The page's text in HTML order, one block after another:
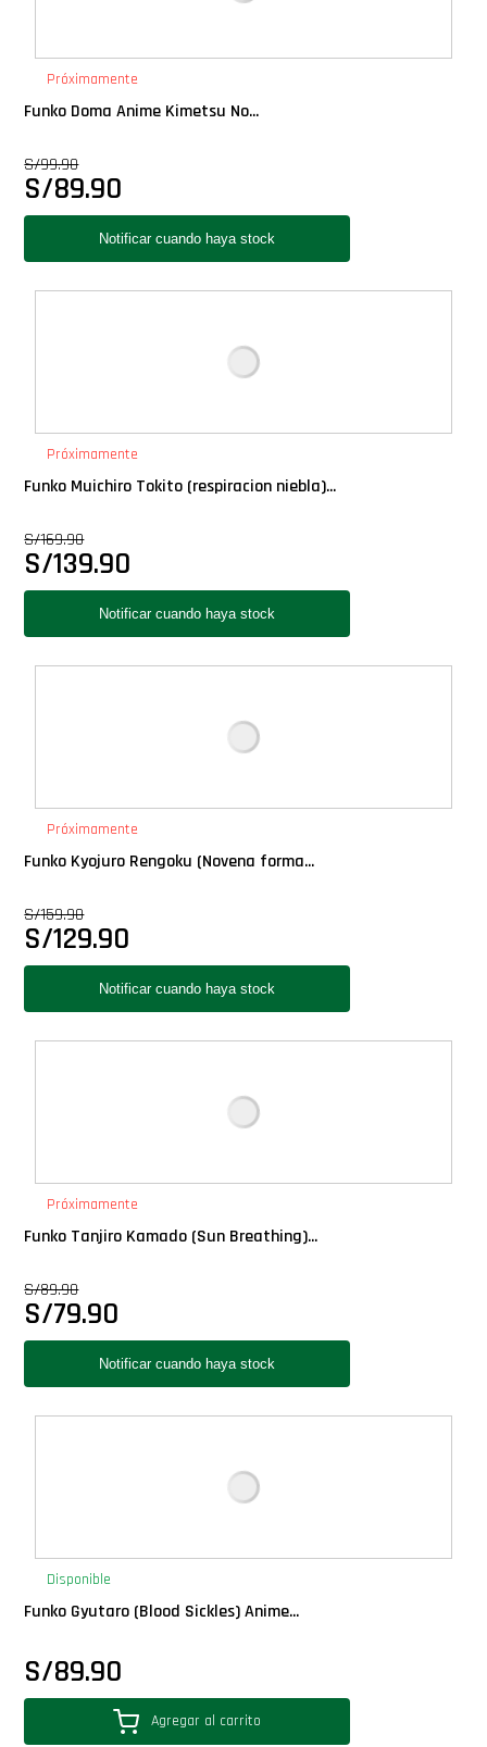
Próximamente
Funko Doma Anime Kimetsu No...
S/99.90
S/89.90
Próximamente
Funko Muichiro Tokito (respiracion niebla)...
S/169.90
S/139.90
Próximamente
Funko Kyojuro Rengoku (Novena forma...
S/159.90
S/129.90
Próximamente
Funko Tanjiro Kamado (Sun Breathing)...
S/89.90
S/79.90
Disponible
Funko Gyutaro (Blood Sickles) Anime...
S/89.90
Agregar al carrito